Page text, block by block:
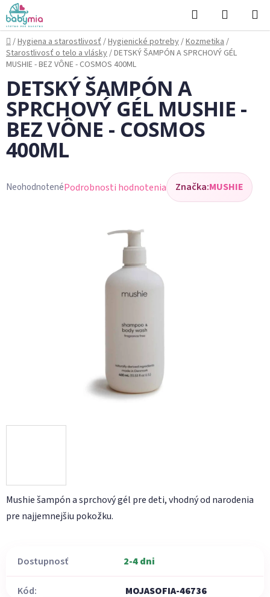
Prejsť
na
obsah
Hľadať
KOŠÍK
Domov
/Hygiena a starostlivosť/Hygienické potreby/Kozmetika/
Starostlivosť o telo a vlásky/DETSKÝ ŠAMPÓN A SPRCHOVÝ GÉL
MUSHIE - BEZ VÔNE - COSMOS 400ML
Mushie šampón a sprchový gél pre deti, vhodný od narodenia
pre najjemnejšiu pokožku.
Dostupnosť 2-4 dni
Kód: MOJASOFIA-46736
DETSKÝ ŠAMPÓN A
SPRCHOVÝ GÉL MUSHIE -
BEZ VÔNE - COSMOS
400ML
NeohodnotenéPodrobnosti hodnotenia Značka:MUSHIE